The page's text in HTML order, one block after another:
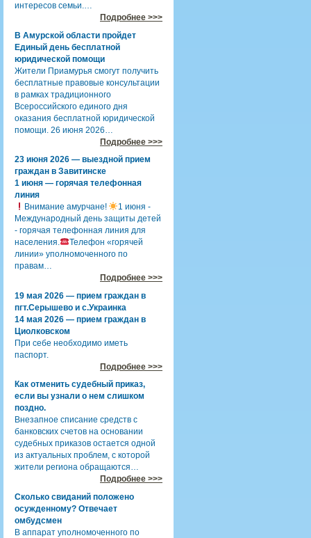
интересов семьи.…
Подробнее >>>
В Амурской области пройдет
Единый день бесплатной
юридической помощи
Жители Приамурья смогут получить
бесплатные правовые консультации
в рамках традиционного
Всероссийского единого дня
оказания бесплатной юридической
помощи. 26 июня 2026…
Подробнее >>>
23 июня 2026 — выездной прием
граждан в Завитинске
1 июня — горячая телефонная
линия
Внимание амурчане!
1 июня -
Международный день защиты детей
- горячая телефонная линия для
населения.
Телефон «горячей
линии» уполномоченного по
правам…
Подробнее >>>
19 мая 2026 — прием граждан в
пгт.Серышево и с.Украинка
14 мая 2026 — прием граждан в
Циолковском
При себе необходимо иметь
паспорт.
Подробнее >>>
Как отменить судебный приказ,
если вы узнали о нем слишком
поздно.
Внезапное списание средств с
банковских счетов на основании
судебных приказов остается одной
из актуальных проблем, с которой
жители региона обращаются…
Подробнее >>>
Сколько свиданий положено
осужденному? Отвечает
омбудсмен
В аппарат уполномоченного по